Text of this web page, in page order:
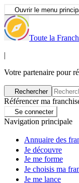
Ouvrir le menu
Toute la
|
Votre partenaire pour
Rechercher
Référencer ma
Se connecter
Navigation principale
Annuaire des
Je découvre
Je me forme
Je choisis ma
Je me lance